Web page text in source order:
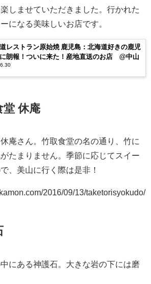
しませていただきました。行かれた
になる美味しいお店です。
レストラン原始焼 鹿児島：北海道好きの鹿児
朗報！ついに来た！産地直送のお店 @中山
堂 休庵
庵さん。竹取食堂の名の通り、竹に
たまりません。季節に応じてスイー
、美山に行く際は是非！
2016/09/13/taketorisyokudo/
にある神護石。大きな岩の下には磨